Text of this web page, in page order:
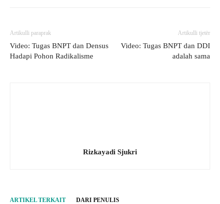
Artikulli paraprak
Video: Tugas BNPT dan Densus
Hadapi Pohon Radikalisme
Artikulli tjetër
Video: Tugas BNPT dan DDI
adalah sama
Rizkayadi Sjukri
ARTIKEL TERKAIT DARI PENULIS